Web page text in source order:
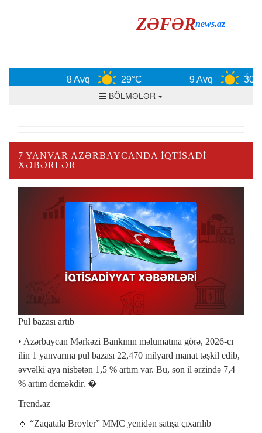
ZƏFƏRnews.az
8 Avq 29°C 9 Avq 30°C
BÖLMƏLƏR
7 YANVAR AZƏRBAYCANDA IQTISADI
XƏBƏRLƏR
Pul bazası artıb
• Azərbaycan Mərkəzi Bankının məlumatına görə, 2026-cı
ilin 1 yanvarına pul bazası 22,470 milyard manat təşkil edib,
əvvəlki aya nisbətən 1,5 % artım var. Bu, son il ərzində 7,4
% artım deməkdir. �
Trend.az
🔹 “Zaqatala Broyler” MMC yenidən satışa çıxarılıb